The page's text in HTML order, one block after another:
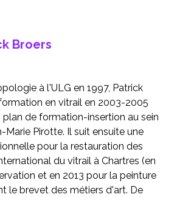
Broers
à l'ULG en 1997, Patrick
en vitrail en 2003-2005
de formation-insertion au sein
Marie Pirotte. Il suit ensuite une
pour la restauration des
du vitrail à Chartres (en
et en 2013 pour la peinture
le brevet des métiers d'art. De